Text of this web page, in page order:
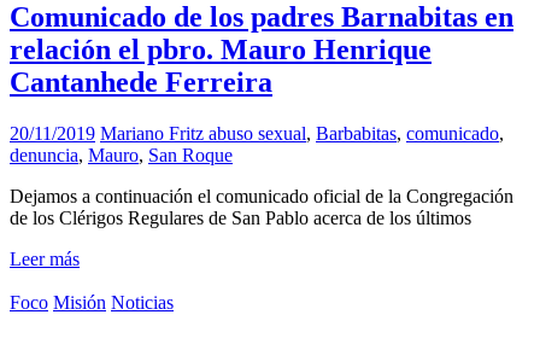
Comunicado de los padres Barnabitas en
relación el pbro. Mauro Henrique
Cantanhede Ferreira
20/11/2019 Mariano Fritz abuso sexual, Barbabitas, comunicado,
denuncia, Mauro, San Roque
Dejamos a continuación el comunicado oficial de la Congregación
de los Clérigos Regulares de San Pablo acerca de los últimos
Leer más
Foco Misión Noticias